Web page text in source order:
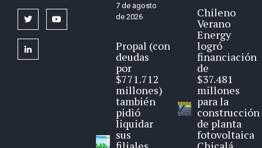
twitter
linkedin
7 de agosto
de 2026
Propal (con
deudas
por
$771.712
millones)
también
pidió
liquidar
sus
Chileno
Verano
Energy
logró
financiación
de
$37.481
millones
para la
construcción
de planta
fotovoltaica